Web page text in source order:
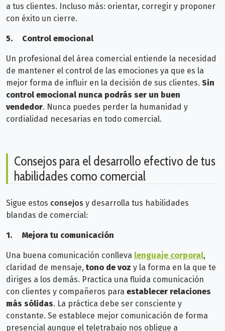
a tus clientes. Incluso más: orientar, corregir y proponer
con éxito un cierre.
5. Control emocional
Un profesional del área comercial entiende la necesidad
de mantener el control de las emociones ya que es la
mejor forma de influir en la decisión de sus clientes. Sin
control emocional nunca podrás ser un buen
vendedor. Nunca puedes perder la humanidad y
cordialidad necesarias en todo comercial.
Consejos para el desarrollo efectivo de tus
habilidades como comercial
Sigue estos consejos y desarrolla tus habilidades
blandas de comercial:
1. Mejora tu comunicación
Una buena comunicación conlleva lenguaje corporal,
claridad de mensaje, tono de voz y la forma en la que te
diriges a los demás. Practica una fluida comunicación
con clientes y compañeros para establecer relaciones
más sólidas. La práctica debe ser consciente y
constante. Se establece mejor comunicación de forma
presencial aunque el teletrabajo nos obligue a